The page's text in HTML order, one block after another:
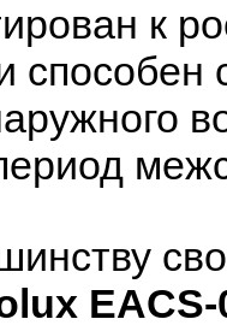
к
способен